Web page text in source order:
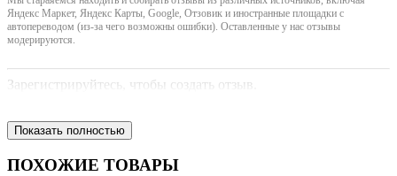
Яндекс Маркет, Яндекс Карты, Google, Отзовик и иностранные площадки с
автопереводом (из-за чего возможны ошибки). Оставленные у нас отзывы
модерируются.
Зарегистрируйтесь, чтобы создать отзыв.
Показать полностью
ПОХОЖИЕ ТОВАРЫ